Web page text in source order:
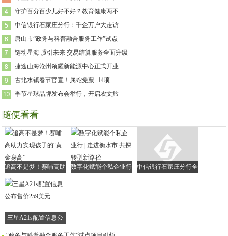
守护百分百少儿好不好？教育健康两不
中信银行石家庄分行：千企万户大走访
唐山市“政务与科普融合服务工作”试点
链动星海 质引未来 交易结算服务全面升级
捷途山海沧州领耀新能源中心正式开业
古北水镇春节官宣！属蛇免票+14项
季节星球品牌发布会举行，开启农文旅
随便看看
追高不是梦！赛哺高助
力实现孩子的“黄金身
数字化赋能个私企业行
中信银行石家庄分行全
三星A21s配置信息公